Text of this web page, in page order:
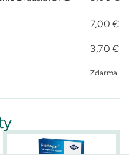
7,00 €
3,70 €
Zdarma